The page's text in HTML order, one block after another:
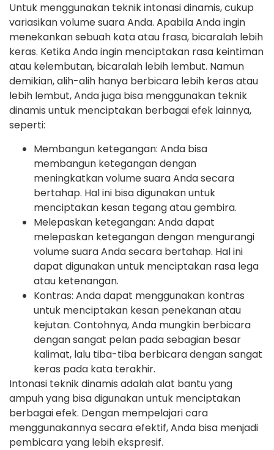
Untuk menggunakan teknik intonasi dinamis, cukup
variasikan volume suara Anda. Apabila Anda ingin
menekankan sebuah kata atau frasa, bicaralah lebih
keras. Ketika Anda ingin menciptakan rasa keintiman
atau kelembutan, bicaralah lebih lembut. Namun
demikian, alih-alih hanya berbicara lebih keras atau
lebih lembut, Anda juga bisa menggunakan teknik
dinamis untuk menciptakan berbagai efek lainnya,
seperti:
Membangun ketegangan: Anda bisa
membangun ketegangan dengan
meningkatkan volume suara Anda secara
bertahap. Hal ini bisa digunakan untuk
menciptakan kesan tegang atau gembira.
Melepaskan ketegangan: Anda dapat
melepaskan ketegangan dengan mengurangi
volume suara Anda secara bertahap. Hal ini
dapat digunakan untuk menciptakan rasa lega
atau ketenangan.
Kontras: Anda dapat menggunakan kontras
untuk menciptakan kesan penekanan atau
kejutan. Contohnya, Anda mungkin berbicara
dengan sangat pelan pada sebagian besar
kalimat, lalu tiba-tiba berbicara dengan sangat
keras pada kata terakhir.
Intonasi teknik dinamis adalah alat bantu yang
ampuh yang bisa digunakan untuk menciptakan
berbagai efek. Dengan mempelajari cara
menggunakannya secara efektif, Anda bisa menjadi
pembicara yang lebih ekspresif.